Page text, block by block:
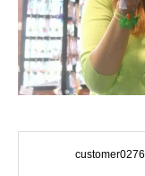
customer0276